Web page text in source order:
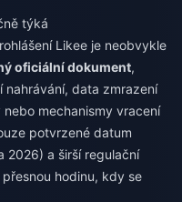
týká
Likee je neobvykle
oficiální dokument,
data zmrazení
mechanismy vracení
potvrzené datum
2026) a širší regulační
hodinu, kdy se